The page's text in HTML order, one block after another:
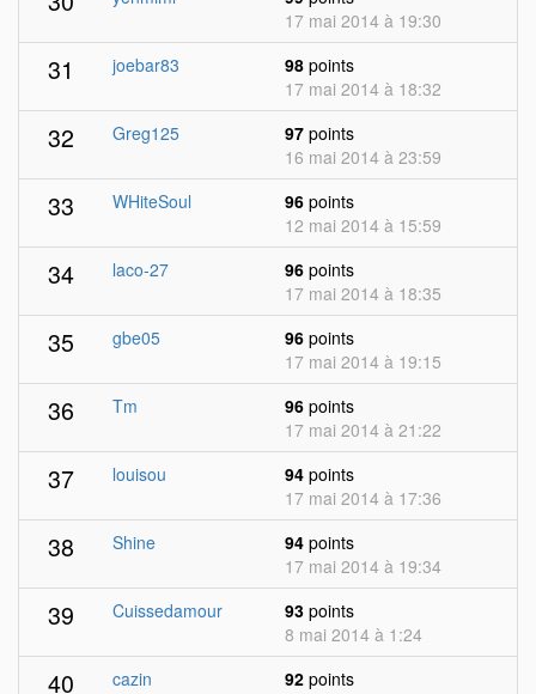
17 mai 2014 à 19:30
31 joebar83 98 points
17 mai 2014 à 18:32
32 Greg125 97 points
16 mai 2014 à 23:59
33 WHiteSoul 96 points
12 mai 2014 à 15:59
34 laco-27 96 points
17 mai 2014 à 18:35
35 gbe05 96 points
17 mai 2014 à 19:15
36 Tm 96 points
17 mai 2014 à 21:22
37 louisou 94 points
17 mai 2014 à 17:36
38 Shine 94 points
17 mai 2014 à 19:34
39 Cuissedamour 93 points
8 mai 2014 à 1:24
40 cazin 92 points